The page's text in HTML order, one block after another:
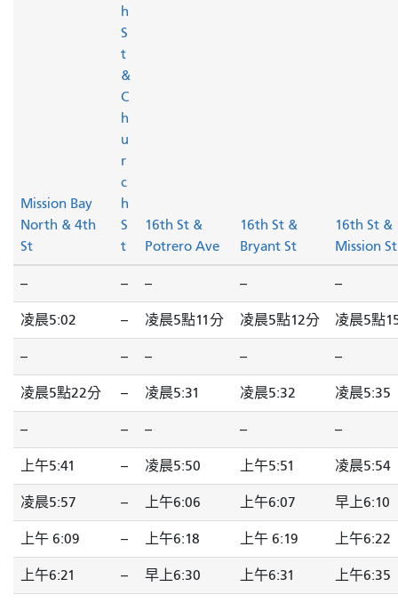
Mission Bay
North & 4th
St
h
S
t
&
C
h
u
r
c
h
S
t
16th St &
Potrero Ave
16th St &
Bryant St
16th St &
Mission St
-- -- -- -- --
凌晨5:02 -- 凌晨5點11分 凌晨5點12分 凌晨5點
-- -- -- -- --
凌晨5點22分 -- 凌晨5:31 凌晨5:32 凌晨5:35
-- -- -- -- --
上午5:41 -- 凌晨5:50 上午5:51 凌晨5:54
凌晨5:57 -- 上午6:06 上午6:07 早上6:10
上午 6:09 -- 上午6:18 上午 6:19 上午6:22
上午6:21 -- 早上6:30 上午6:31 上午6:35